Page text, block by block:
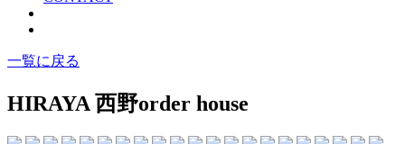
一覧に戻る
HIRAYA 西野order house